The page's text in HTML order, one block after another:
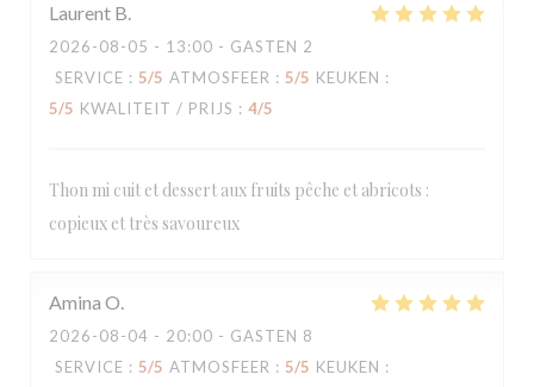
Laurent B
2026-08-05 - 13:00 - GASTEN 2
SERVICE : 5/5 ATMOSFEER : 5/5 KEUKEN :
5/5 KWALITEIT / PRIJS : 4/5
Thon mi cuit et dessert aux fruits pêche et abricots :
copieux et très savoureux
Amina O
2026-08-04 - 20:00 - GASTEN 8
SERVICE : 5/5 ATMOSFEER : 5/5 KEUKEN :